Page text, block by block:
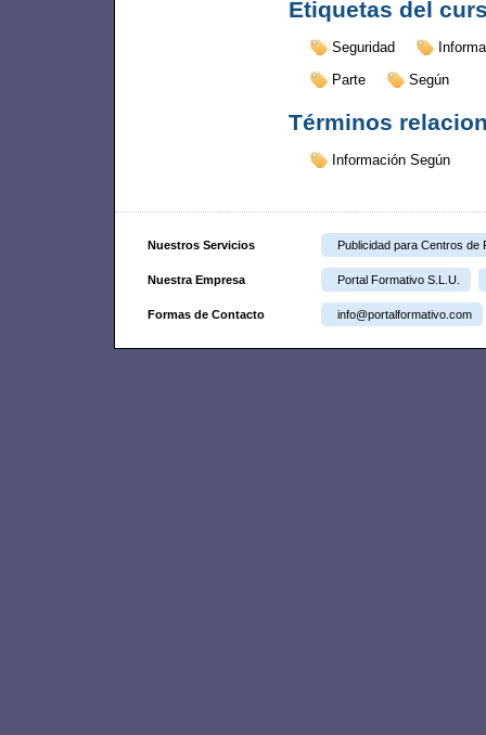
Etiquetas del
Seguridad
Parte
Según
Términos
Información Según
Nuestros Servicios Publicidad para Centros de
Nuestra Empresa Portal Formativo S.L.U.
Formas de Contacto info@portalformativo.com